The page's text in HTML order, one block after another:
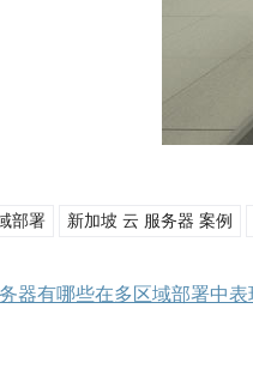
部署 新加坡 云 服务器 案例
器有哪些在多区域部署中表